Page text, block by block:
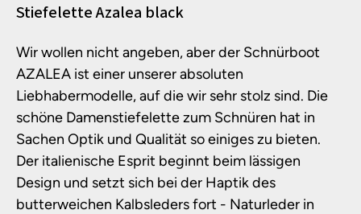
Produktinformationen
Stiefelette Azalea black
Wir wollen nicht angeben, aber der Schnürboot
AZALEA ist einer unserer absoluten
Liebhabermodelle, auf die wir sehr stolz sind. Die
schöne Damenstiefelette zum Schnüren hat in
Sachen Optik und Qualität so einiges zu bieten.
Der italienische Esprit beginnt beim lässigen
Design und setzt sich bei der Haptik des
butterweichen Kalbsleders fort - Naturleder in